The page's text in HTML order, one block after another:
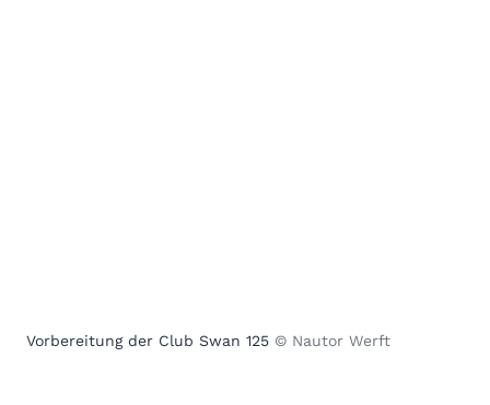
Vorbereitung der Club Swan 125 © Nautor Werft